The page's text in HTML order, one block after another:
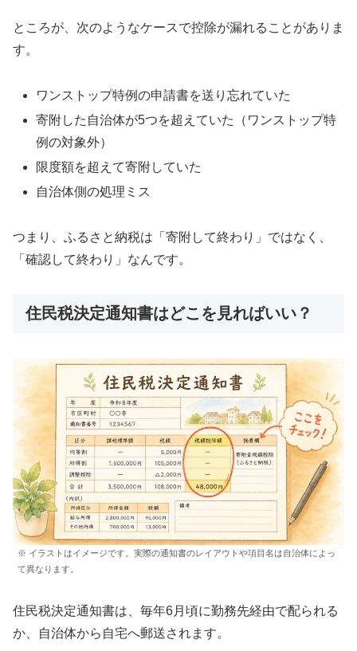
ところが、次のようなケースで控除が漏れることがありま
す。
ワンストップ特例の申請書を送り忘れていた
寄附した自治体が5つを超えていた（ワンストップ特
例の対象外）
限度額を超えて寄附していた
自治体側の処理ミス
つまり、ふるさと納税は「寄附して終わり」ではなく、
「確認して終わり」なんです。
住民税決定通知書はどこを見ればいい？
※ イラストはイメージです。実際の通知書のレイアウトや項目名は自治体によっ
て異なります。
住民税決定通知書は、毎年6月頃に勤務先経由で配られる
か、自治体から自宅へ郵送されます。